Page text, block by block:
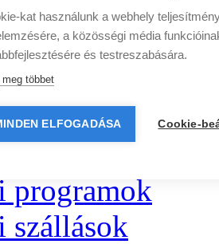
|Regisztráció
programok
szállások
kat használunk a webhely
a közösségi média
és testreszabására.
meg többet
ELFOGADÁSA Cookie-